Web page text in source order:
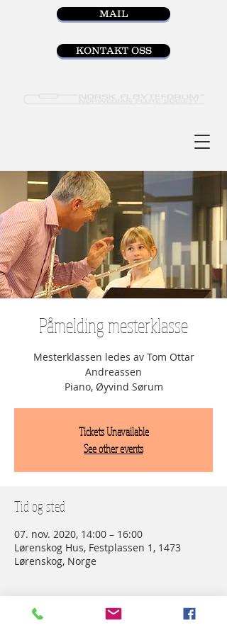
MAIL
KONTAKT OSS
Påmelding mesterklasse
Mesterklassen ledes av Tom Ottar
Andreassen
Piano, Øyvind Sørum
Tickets Unavailable
See other events
Tid og sted
07. nov. 2020, 14:00 – 16:00
Lørenskog Hus, Festplassen 1, 1473
Lørenskog, Norge